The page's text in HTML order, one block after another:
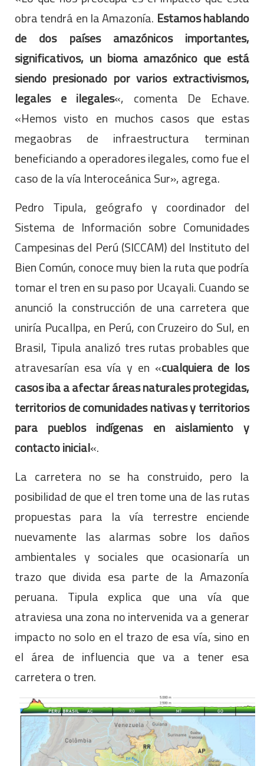
obra tendrá en la Amazonía. Estamos hablando
de dos países amazónicos importantes,
significativos, un bioma amazónico que está
siendo presionado por varios extractivismos,
legales e ilegales«, comenta De Echave.
«Hemos visto en muchos casos que estas
megaobras de infraestructura terminan
beneficiando a operadores ilegales, como fue el
caso de la vía Interoceánica Sur», agrega.
Pedro Tipula, geógrafo y coordinador del
Sistema de Información sobre Comunidades
Campesinas del Perú (SICCAM) del Instituto del
Bien Común, conoce muy bien la ruta que podría
tomar el tren en su paso por Ucayali. Cuando se
anunció la construcción de una carretera que
uniría Pucallpa, en Perú, con Cruzeiro do Sul, en
Brasil, Tipula analizó tres rutas probables que
atravesarían esa vía y en «cualquiera de los
casos iba a afectar áreas naturales protegidas,
territorios de comunidades nativas y territorios
para pueblos indígenas en aislamiento y
contacto inicial«.
La carretera no se ha construido, pero la
posibilidad de que el tren tome una de las rutas
propuestas para la vía terrestre enciende
nuevamente las alarmas sobre los daños
ambientales y sociales que ocasionaría un
trazo que divida esa parte de la Amazonía
peruana. Tipula explica que una vía que
atraviesa una zona no intervenida va a generar
impacto no solo en el trazo de esa vía, sino en
el área de influencia que va a tener esa
carretera o tren.